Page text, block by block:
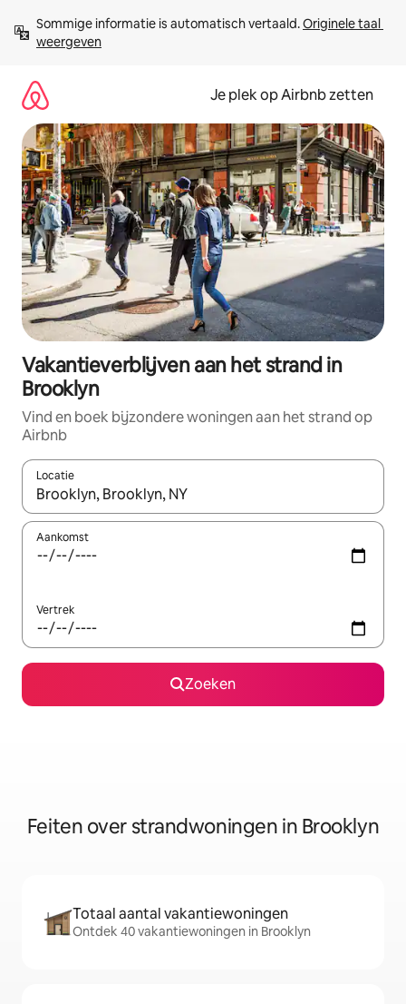
direct
naar
Sommige informatie is automatisch vertaald. Originele taal
weergeven
Je plek op Airbnb zetten
Vakantieverblijven aan het strand in
Brooklyn
Vind en boek bijzondere woningen aan het strand op
Airbnb
Locatie
Wanneer er resultaten beschikbaar zijn, maak je een keuze
Aankomst
Vertrek
Zoeken
Feiten over strandwoningen in Brooklyn
Totaal aantal vakantiewoningen
Ontdek 40 vakantiewoningen in Brooklyn